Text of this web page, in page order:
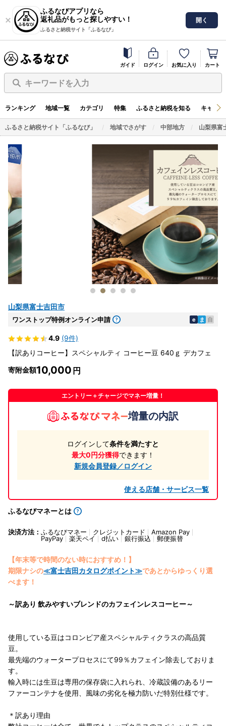
ふるなびアプリなら
返礼品がもっと探しやすい！
ふるさと納税サイト「ふるなび」
開く
ガイド ログイン お気に入り カート
キーワードを入力
ランキング 地域一覧 カテゴリ 特集 ふるさと納税を知る キャン
ふるさと納税サイト「ふるなび」 地域でさがす 中部地方 山梨県富
山梨県富士吉田市
ワンストップ特例オンライン申請 e ま 自
4.9 (9件)
【訳ありコーヒー】スペシャルティ コーヒー豆 640ｇ デカフェ
寄附金額10,000
エントリー＋チャージでマネー増量！
増量の内訳
ログインして条件を満たすと
最大0円分獲得できます！
新規会員登録／ログイン
使える店舗・サービス一覧
ふるなびマネーとは
決済方法： ふるなびマネー クレジットカード
Amazon Pay
PayPay
楽天ペイ d払い 銀行振込 郵便振替
【年末等で時間のない時におすすめ！】
期限ナシの≪富士吉田カタログポイント≫であとからゆっくり選
べます！
～訳あり 飲みやすいブレンドのカフェインレスコーヒー～
使用している豆はコロンビア産スペシャルティクラスの高品質
豆。
最先端のウォータープロセスにて99％カフェイン除去しておりま
す。
輸入時には生豆は専用の保存袋に入れられ、冷蔵設備のあるリー
ファーコンテナを使用、風味の劣化を極力防いだ特別仕様です。
＊訳あり理由